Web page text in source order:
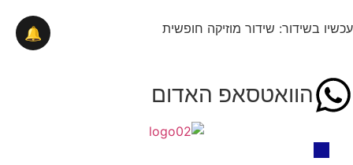
עכשיו בשידור: שידור מוזיקה חופשית
הוואטסאפ האדום
🔔